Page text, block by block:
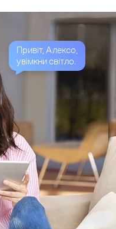
Привіт, Алексо,
увімкни світло.